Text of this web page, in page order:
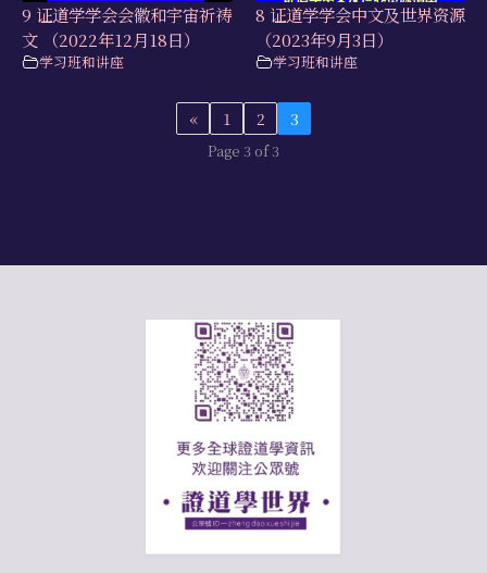
9 证道学学会会徽和宇宙祈祷
文 （2022年12月18日）
学习班和讲座
8 证道学学会中文及世界资源
（2023年9月3日）
学习班和讲座
« 1 2 3
Page 3 of 3